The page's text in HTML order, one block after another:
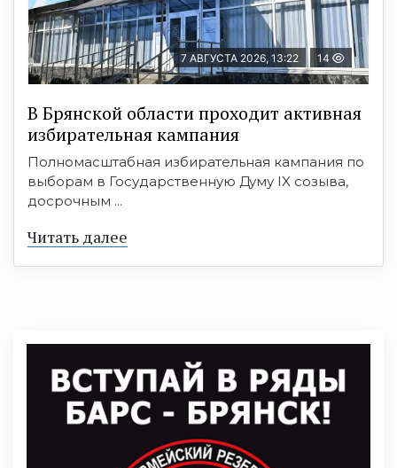
7 АВГУСТА 2026, 13:22 14
В Брянской области проходит активная
избирательная кампания
Полномасштабная избирательная кампания по
выборам в Государственную Думу IX созыва,
досрочным ...
Читать далее